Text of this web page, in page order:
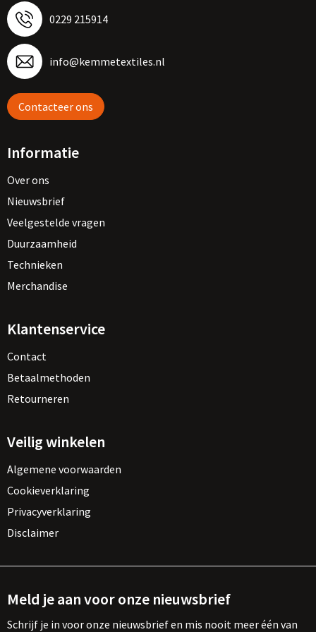
0229 215914
info@kemmetextiles.nl
Contacteer ons
Informatie
Over ons
Nieuwsbrief
Veelgestelde vragen
Duurzaamheid
Technieken
Merchandise
Klantenservice
Contact
Betaalmethoden
Retourneren
Veilig winkelen
Algemene voorwaarden
Cookieverklaring
Privacyverklaring
Disclaimer
Meld je aan voor onze nieuwsbrief
Schrijf je in voor onze nieuwsbrief en mis nooit meer één van